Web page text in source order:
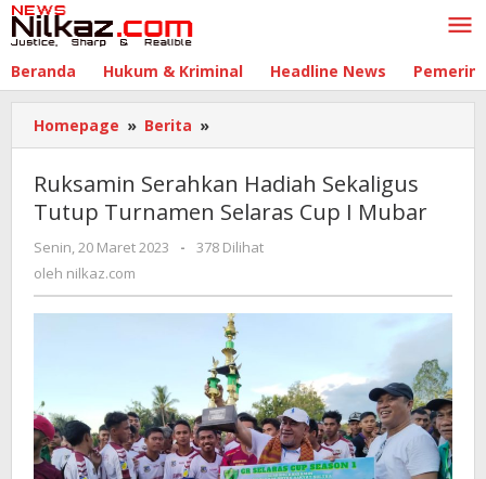
Lewati
ke
Beranda Hukum & Kriminal Headline News
Homepage » Berita »
Serahkan
Sekaligus
Tutup
Turnamen
Mubar
Ruksamin Serahkan Hadiah Sekaligus
Tutup Turnamen Selaras Cup I Mubar
Senin, 20 Maret 2023
oleh
-
378 Dilihat
oleh nilkaz.com